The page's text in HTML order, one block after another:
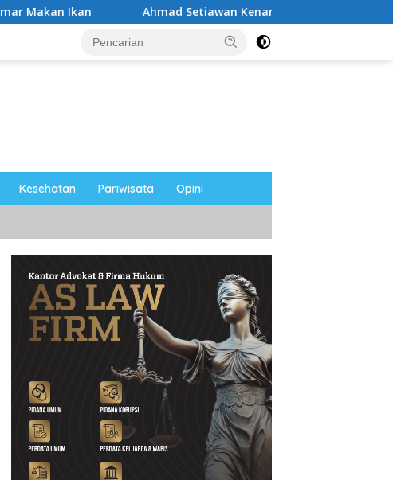
Ahmad Setiawan Kenang M. Sholeh: Pejuang Keadilan “No
Kesehatan Pariwisata Opini
UNESA Gelar ICAPSTURE 2026
di Magetan, Dorong Inovasi
untuk Masa Depan
Berkelanjutan
Ketua PWI Magetan: OKK
Penting untuk Mencetak
Wartawan Profesional,
Berintegritas dan Terpercaya